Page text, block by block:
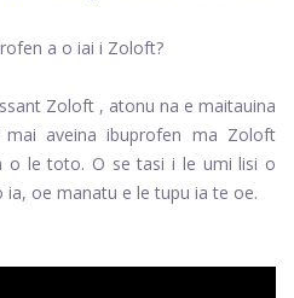
Zoloft , atonu na e maitauina
aveina ibuprofen ma Zoloft
o le toto. O se tasi i le umi lisi o
ia, oe manatu e le tupu ia te oe.